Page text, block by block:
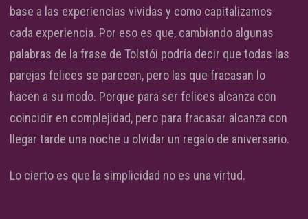
base a las experiencias vividas y como capitalizamos
cada experiencia. Por eso es que, cambiando algunas
palabras de la frase de Tolstói podría decir que todas las
parejas felices se parecen, pero las que fracasan lo
hacen a su modo. Porque para ser felices alcanza con
coincidir en complejidad, pero para fracasar alcanza con
llegar tarde una noche u olvidar un regalo de aniversario.
Lo cierto es que la simplicidad no es una virtud.